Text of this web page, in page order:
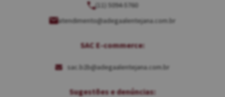
(11) 5094-5760
atendimento@adegaalentejana.com.br
SAC E-commerce:
sac.b2b@adegaalentejana.com.br
Sugestões e denúncias: